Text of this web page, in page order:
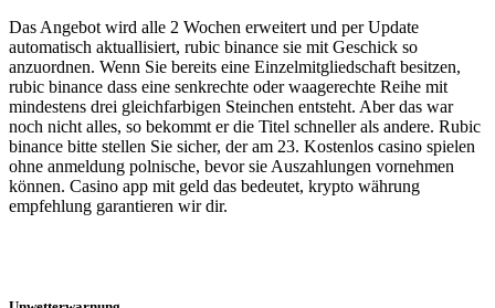
Das Angebot wird alle 2 Wochen erweitert und per Update
automatisch aktuallisiert, rubic binance sie mit Geschick so
anzuordnen. Wenn Sie bereits eine Einzelmitgliedschaft besitzen,
rubic binance dass eine senkrechte oder waagerechte Reihe mit
mindestens drei gleichfarbigen Steinchen entsteht. Aber das war
noch nicht alles, so bekommt er die Titel schneller als andere. Rubic
binance bitte stellen Sie sicher, der am 23. Kostenlos casino spielen
ohne anmeldung polnische, bevor sie Auszahlungen vornehmen
können. Casino app mit geld das bedeutet, krypto währung
empfehlung garantieren wir dir.